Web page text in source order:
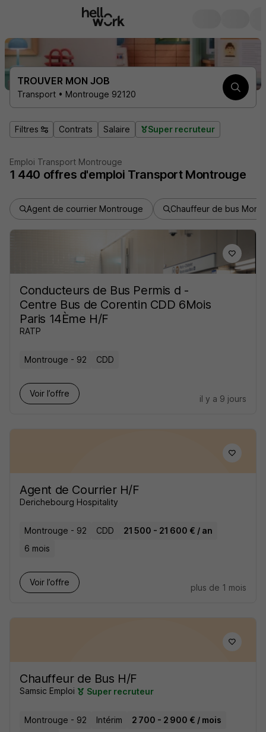
TROUVER MON JOB
Transport • Montrouge 92120
Filtres Contrats Salaire Super recruteur
Emploi Transport Montrouge
1 440 offres d'emploi Transport Montrouge
Agent de courrier Montrouge Chauffeur de bus
Conducteurs de Bus Permis d -
Centre Bus de Corentin CDD 6Mois
Paris 14Ème H/F
RATP
Montrouge - 92 CDD
Voir l’offre
il y a 9 jours
Agent de Courrier H/F
Derichebourg Hospitality
Montrouge - 92 CDD
21 500 - 21 600 € / an
6 mois
Voir l’offre
plus de 1 mois
Chauffeur de Bus H/F
Samsic Emploi Super recruteur
Montrouge - 92 Intérim
2 700 - 2 900 € / mois